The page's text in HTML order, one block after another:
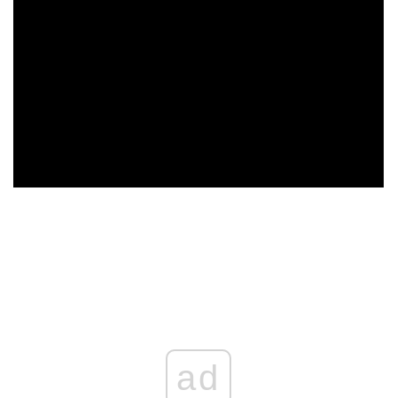
ad